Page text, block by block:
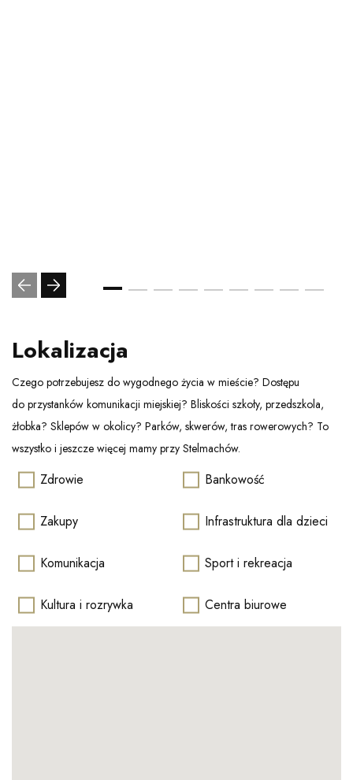
Lokalizacja
Czego potrzebujesz do wygodnego życia w mieście? Dostępu
do przystanków komunikacji miejskiej? Bliskości szkoły, przedszkola,
żłobka? Sklepów w okolicy? Parków, skwerów, tras rowerowych? To
wszystko i jeszcze więcej mamy przy Stelmachów.
Zdrowie Bankowość
Zakupy Infrastruktura dla dzieci
Komunikacja Sport i rekreacja
Kultura i rozrywka Centra biurowe